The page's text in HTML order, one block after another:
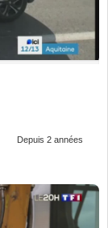
Depuis 2 années